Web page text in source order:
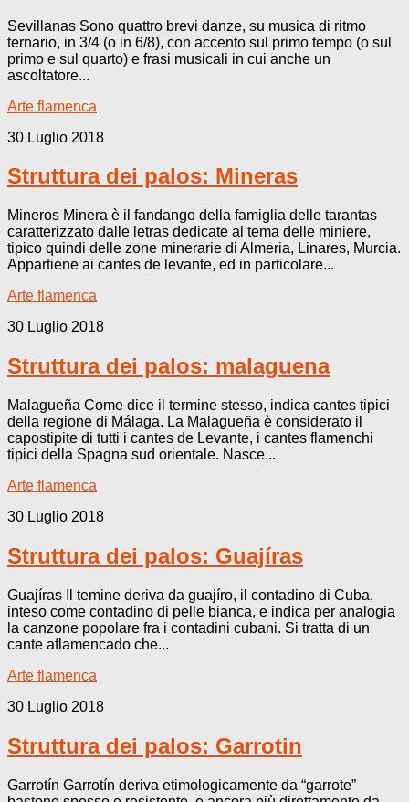
Sevillanas Sono quattro brevi danze, su musica di ritmo
ternario, in 3/4 (o in 6/8), con accento sul primo tempo (o sul
primo e sul quarto) e frasi musicali in cui anche un
ascoltatore...
Arte flamenca
30 Luglio 2018
Struttura dei palos: Mineras
Mineros Minera è il fandango della famiglia delle tarantas
caratterizzato dalle letras dedicate al tema delle miniere,
tipico quindi delle zone minerarie di Almeria, Linares, Murcia.
Appartiene ai cantes de levante, ed in particolare...
Arte flamenca
30 Luglio 2018
Struttura dei palos: malaguena
Malagueña Come dice il termine stesso, indica cantes tipici
della regione di Málaga. La Malagueña è considerato il
capostipite di tutti i cantes de Levante, i cantes flamenchi
tipici della Spagna sud orientale. Nasce...
Arte flamenca
30 Luglio 2018
Struttura dei palos: Guajíras
Guajíras Il temine deriva da guajíro, il contadino di Cuba,
inteso come contadino di pelle bianca, e indica per analogia
la canzone popolare fra i contadini cubani. Si tratta di un
cante aflamencado che...
Arte flamenca
30 Luglio 2018
Struttura dei palos: Garrotin
Garrotín Garrotín deriva etimologicamente da “garrote”